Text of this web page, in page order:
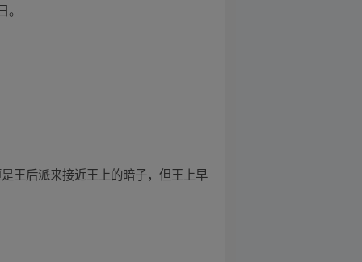
王后派来接近王上的暗子，但王上早